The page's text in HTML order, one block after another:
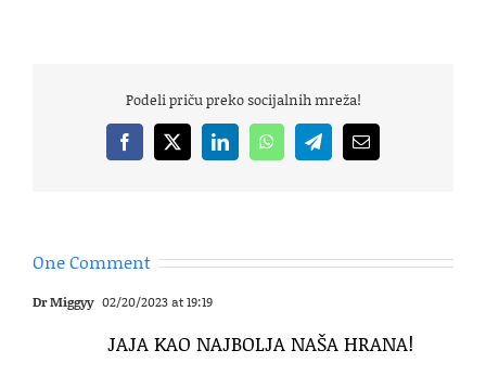
Podeli priču preko socijalnih mreža!
Facebook
X LinkedInWhatsAppTelegramEmail
One Comment
Dr Miggyy 02/20/2023 at 19:19
JAJA KAO NAJBOLJA NAŠA HRANA!